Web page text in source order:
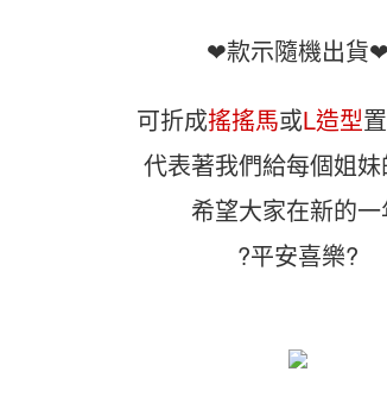
❤款示隨機出貨❤
可折成搖搖馬或L造型
代表著我們給每個姐
希望大家在新的一
?平安喜樂?